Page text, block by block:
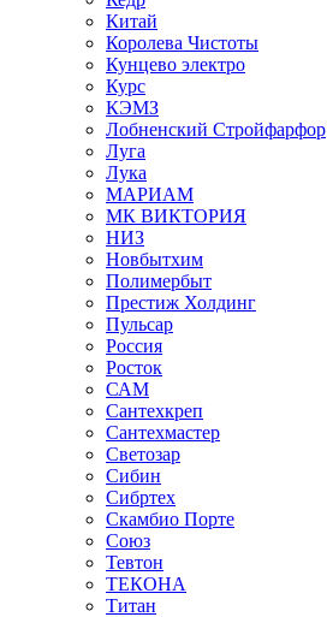
Китай
Королева Чистоты
Кунцево электро
Курс
КЭМЗ
Лобненский Стройфарфор
Луга
Лука
МАРИАМ
МК ВИКТОРИЯ
НИЗ
Новбытхим
Полимербыт
Престиж Холдинг
Пульсар
Россия
Росток
САМ
Сантехкреп
Сантехмастер
Светозар
Сибин
Сибртех
Скамбио Порте
Союз
Тевтон
ТЕКОНА
Титан